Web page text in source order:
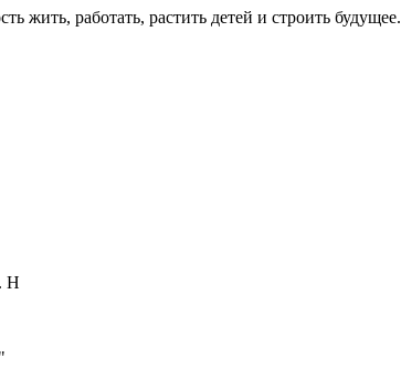
жить, работать, растить детей и строить будущее.
Н